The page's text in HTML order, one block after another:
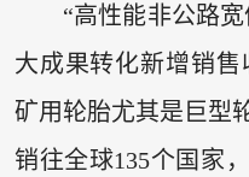
“高性能非公路
大成果转化新增销售
矿用轮胎尤其是巨型
销往全球135个国家